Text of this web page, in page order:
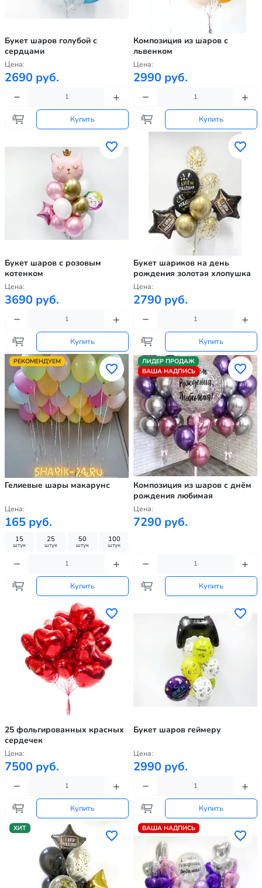
Букет шаров голубой с
сердцами
Цена:
2690 руб.
Купить
Композиция из шаров с
львенком
Цена:
2990 руб.
Купить
Букет шаров с розовым
котенком
Цена:
3690 руб.
Купить
Букет шариков на день
рождения золотая хлопушка
Цена:
2790 руб.
Купить
РЕКОМЕНДУЕМ
Гелиевые шары макарунс
Цена:
165 руб.
15
штук
25
штук
50
штук
100
штук
Купить
ЛИДЕР ПРОДАЖ
ВАША НАДПИСЬ
Композиция из шаров с днём
рождения любимая
Цена:
7290 руб.
Купить
25 фольгированных красных
сердечек
Цена:
7500 руб.
Купить
Букет шаров геймеру
Цена:
2990 руб.
Купить
ХИТ ВАША НАДПИСЬ